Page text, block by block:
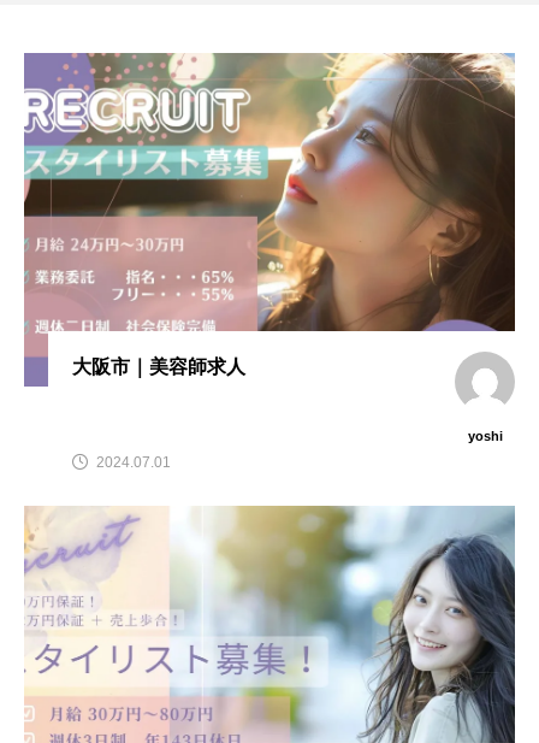
大阪市｜美容師求人
yoshi
2024.07.01